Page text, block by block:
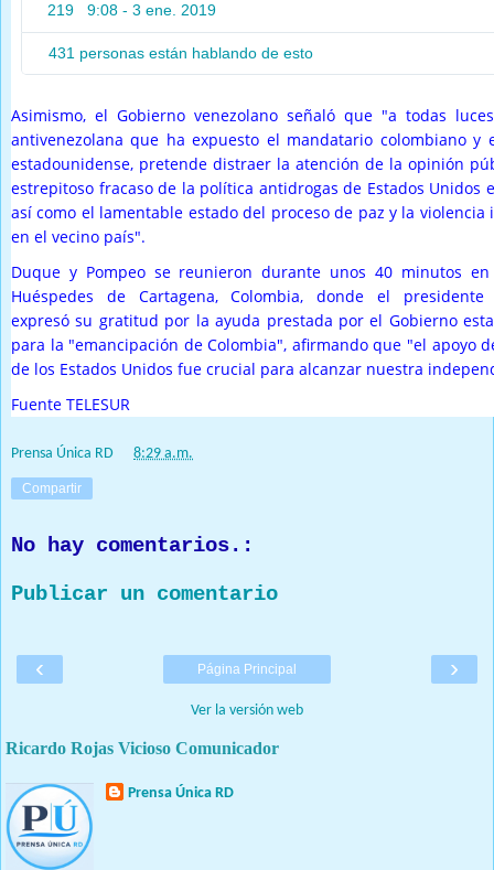
219 9:08 - 3 ene. 2019
431 personas están hablando de esto
Asimismo, el Gobierno venezolano señaló que "a todas
antivenezolana que ha expuesto el mandatario colombiano y
estadounidense, pretende distraer la atención de la opinión
estrepitoso fracaso de la política antidrogas de Estados Unidos
así como el lamentable estado del proceso de paz y la violencia
en el vecino país".
Duque y Pompeo se reunieron durante unos 40 minutos
Huéspedes de Cartagena, Colombia, donde el presidente
expresó su gratitud por la ayuda prestada por el Gobierno
para la "emancipación de Colombia", afirmando que "el apoyo
de los Estados Unidos fue crucial para alcanzar nuestra
Fuente TELESUR
Prensa Única RD 8:29 a.m.
Compartir
No hay comentarios.:
Publicar un comentario
‹ ›
Página Principal
Ver la versión web
Ricardo Rojas Vicioso Comunicador
Prensa Única RD